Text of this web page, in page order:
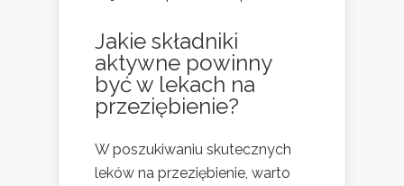
Jakie składniki
aktywne powinny
być w lekach na
przeziębienie?
W poszukiwaniu skutecznych
leków na przeziębienie, warto